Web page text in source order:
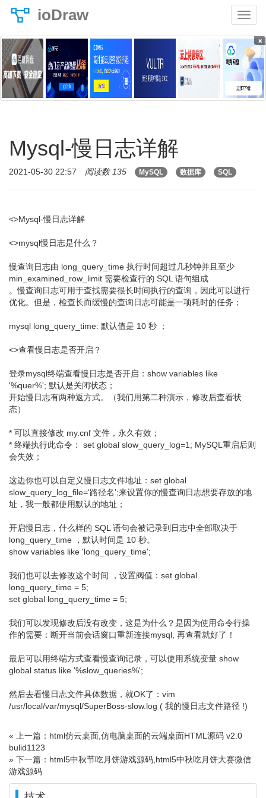
ioDraw
×
Mysql-慢日志详解
2021-05-30 22:57 阅读数 135 MySQL 数据库 SQL
<>Mysql-慢日志详解
<>mysql慢日志是什么？
慢查询日志由 long_query_time 执行时间超过几秒钟并且至少
min_examined_row_limit 需要检查行的 SQL 语句组成
。慢查询日志可用于查找需要很长时间执行的查询，因此可以进行
优化。但是，检查长而缓慢的查询日志可能是一项耗时的任务；
mysql long_query_time: 默认值是 10 秒 ；
<>查看慢日志是否开启？
登录mysql终端查看慢日志是否开启：show variables like
'%quer%'; 默认是关闭状态；
开始慢日志有两种返方式。（我们用第二种演示，修改后查看状
态）
* 可以直接修改 my.cnf 文件，永久有效；
* 终端执行此命令： set global slow_query_log=1; MySQL重启后则
会失效；
这边你也可以自定义慢日志文件地址：set global
slow_query_log_file=‘路径名’;来设置你的慢查询日志想要存放的地
址，我一般都使用默认的地址；
开启慢日志，什么样的 SQL 语句会被记录到日志中全部取决于
long_query_time ，默认时间是 10 秒。
show variables like 'long_query_time';
我们也可以去修改这个时间 ，设置阀值：set global
long_query_time = 5;
set global long_query_time = 5;
我们可以发现修改后没有改变，这是为什么？是因为使用命令行操
作的需要：断开当前会话窗口重新连接mysql, 再查看就好了！
最后可以用终端方式查看慢查询记录，可以使用系统变量 show
global status like '%slow_queries%';
然后去看慢日志文件具体数据，就OK了：vim
/usr/local/var/mysql/SuperBoss-slow.log ( 我的慢日志文件路径 !)
« 上一篇：html仿云桌面,仿电脑桌面的云端桌面HTML源码 v2.0
bulid1123
» 下一篇：html5中秋节吃月饼游戏源码,html5中秋吃月饼大赛微信
游戏源码